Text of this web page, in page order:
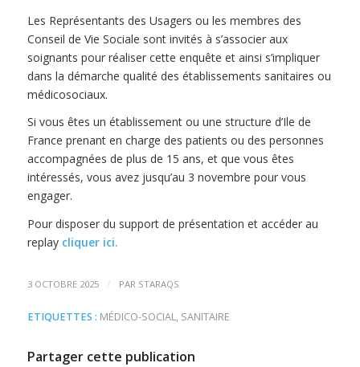
Les Représentants des Usagers ou les membres des
Conseil de Vie Sociale sont invités à s’associer aux
soignants pour réaliser cette enquête et ainsi s’impliquer
dans la démarche qualité des établissements sanitaires ou
médicosociaux.
Si vous êtes un établissement ou une structure d’Ile de
France prenant en charge des patients ou des personnes
accompagnées de plus de 15 ans, et que vous êtes
intéressés, vous avez jusqu’au 3 novembre pour vous
engager.
Pour disposer du support de présentation et accéder au
replay cliquer ici.
3 OCTOBRE 2025 / PAR STARAQS
ETIQUETTES : MÉDICO-SOCIAL, SANITAIRE
Partager cette publication